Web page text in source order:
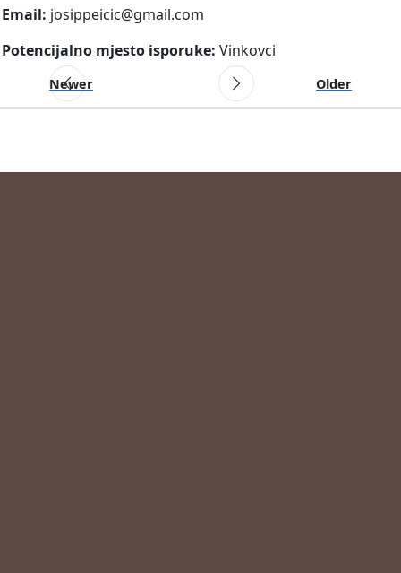
Email: josippeicic@gmail.com
Potencijalno mjesto isporuke: Vinkovci
Newer Older